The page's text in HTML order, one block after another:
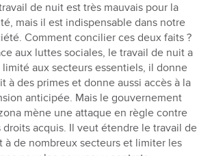
de nuit est très mauvais pour la
mais il est indispensable dans notre
Comment concilier ces deux faits ?
aux luttes sociales, le travail de nuit a
aux secteurs essentiels, il donne
à des primes et donne aussi accès à la
anticipée. Mais le gouvernement
mène une attaque en règle contre
droits acquis. Il veut étendre le travail de
à de nombreux secteurs et limiter les